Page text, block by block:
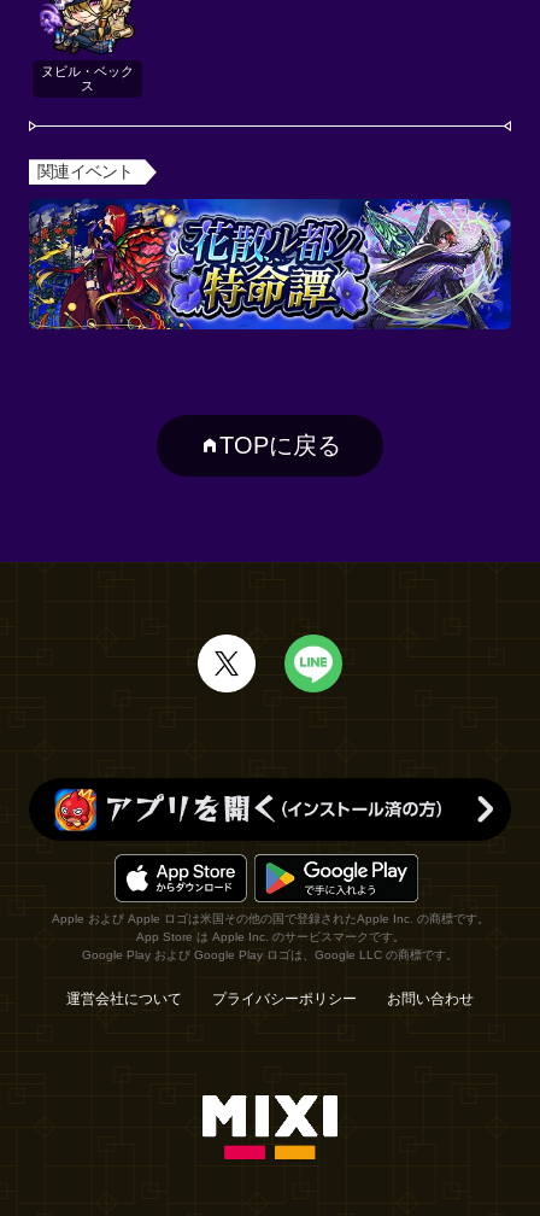
ヌビル・ベック
ス
関連イベント
TOPに戻る
Apple および Apple ロゴは米国その他の国で登録されたApple Inc. の商標です。
App Store は Apple Inc. のサービスマークです。
Google Play および Google Play ロゴは、Google LLC の商標です。
運営会社について プライバシーポリシー お問い合わせ